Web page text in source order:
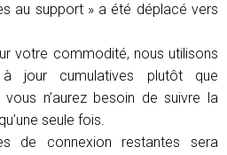
au support » a été déplacé vers
votre commodité, nous utilisons
jour cumulatives plutôt que
vous n’aurez besoin de suivre la
seule fois.
de connexion restantes sera